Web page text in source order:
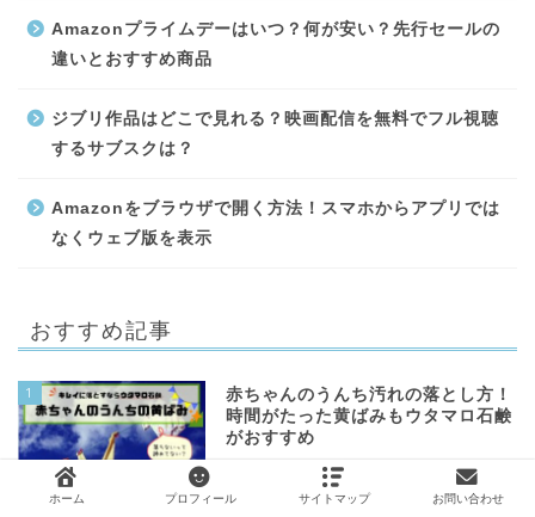
Amazonプライムデーはいつ？何が安い？先行セールの
違いとおすすめ商品
ジブリ作品はどこで見れる？映画配信を無料でフル視聴
するサブスクは？
Amazonをブラウザで開く方法！スマホからアプリでは
なくウェブ版を表示
おすすめ記事
1
赤ちゃんのうんち汚れの落とし方！
時間がたった黄ばみもウタマロ石鹸
がおすすめ
ホーム プロフィール サイトマップ お問い合わせ